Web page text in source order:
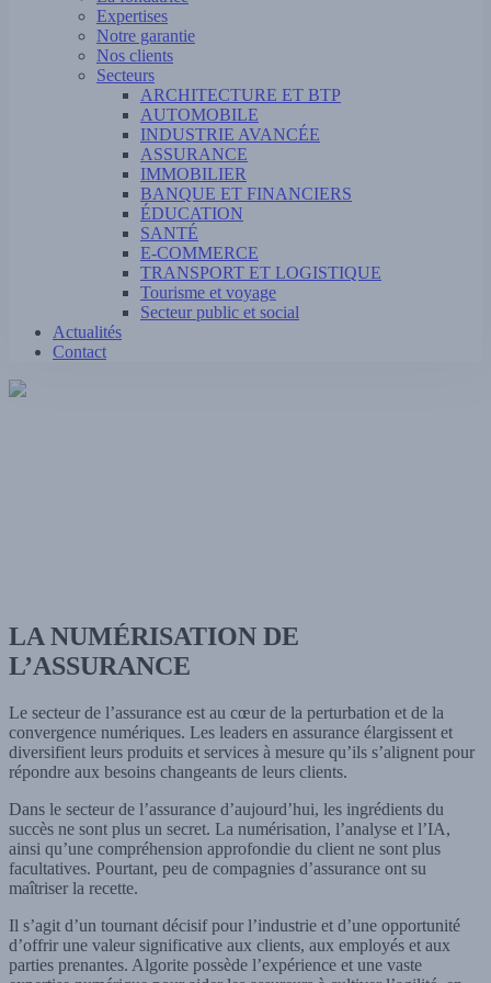
Expertises
Notre garantie
Nos clients
Secteurs
ARCHITECTURE ET BTP
AUTOMOBILE
INDUSTRIE AVANCÉE
ASSURANCE
IMMOBILIER
BANQUE ET FINANCIERS
ÉDUCATION
SANTÉ
E-COMMERCE
TRANSPORT ET LOGISTIQUE
Tourisme et voyage
Secteur public et social
Actualités
Contact
LA NUMÉRISATION DE
L’ASSURANCE
Le secteur de l’assurance est au cœur de la perturbation et de la
convergence numériques. Les leaders en assurance élargissent et
diversifient leurs produits et services à mesure qu’ils s’alignent pour
répondre aux besoins changeants de leurs clients.
Dans le secteur de l’assurance d’aujourd’hui, les ingrédients du
succès ne sont plus un secret. La numérisation, l’analyse et l’IA,
ainsi qu’une compréhension approfondie du client ne sont plus
facultatives. Pourtant, peu de compagnies d’assurance ont su
maîtriser la recette.
Il s’agit d’un tournant décisif pour l’industrie et d’une opportunité
d’offrir une valeur significative aux clients, aux employés et aux
parties prenantes. Algorite possède l’expérience et une vaste